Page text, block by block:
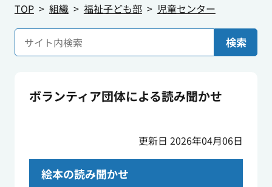
TOP
組織 福祉子ども部 児童センター
検索
ボランティア団体による読み聞かせ
更新日 2026年04月06日
絵本の読み聞かせ